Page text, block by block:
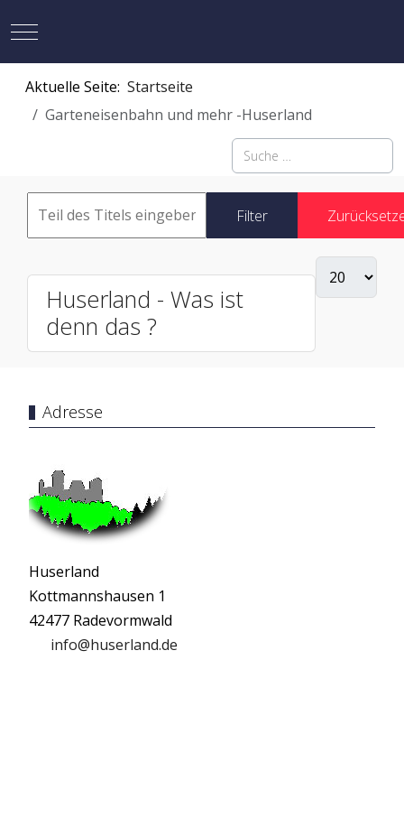
Mobile Menu Toggle
Aktuelle Seite: Startseite
Garteneisenbahn und mehr -Huserland
Suchen
Filter
Huserland - Was ist
denn das ?
Adresse
Huserland
Kottmannshausen 1
42477 Radevormwald
info@huserland.de